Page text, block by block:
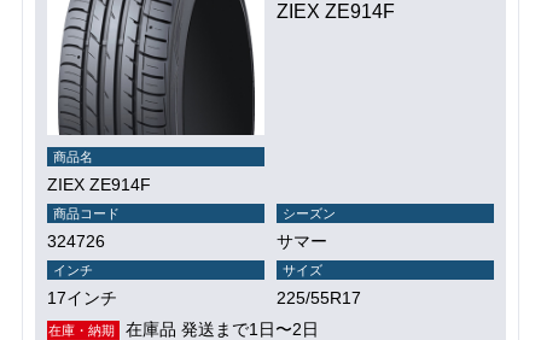
ZIEX ZE914F
商品名
ZIEX ZE914F
商品コード
324726
シーズン
サマー
インチ
17インチ
サイズ
225/55R17
在庫・納期 在庫品 発送まで1日〜2日